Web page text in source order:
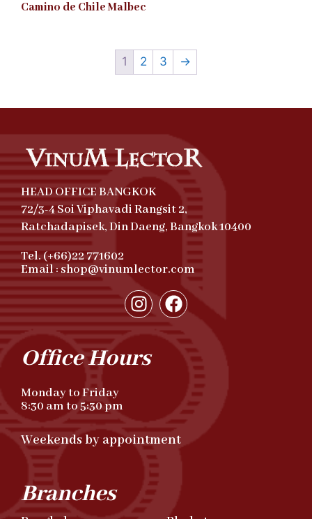
Camino de Chile Malbec
1 2 3 →
HEAD OFFICE BANGKOK
72/3-4 Soi Viphavadi Rangsit 2,
Ratchadapisek, Din Daeng, Bangkok 10400
Tel. (+66)22 771602
Email : shop@vinumlector.com
Office Hours
Monday to Friday
8:30 am to 5:30 pm
Weekends by appointment
Branches